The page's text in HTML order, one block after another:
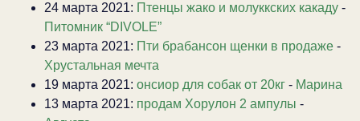
24 марта 2021: Птенцы жако и молуккских какаду -
Питомник “DIVOLE”
23 марта 2021: Пти брабансон щенки в продаже -
Хрустальная мечта
19 марта 2021: онсиор для собак от 20кг - Марина
13 марта 2021: продам Хорулон 2 ампулы -